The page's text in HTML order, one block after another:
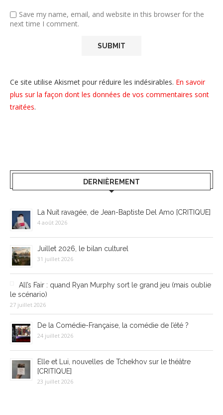
Save my name, email, and website in this browser for the
next time I comment.
Ce site utilise Akismet pour réduire les indésirables. En savoir
plus sur la façon dont les données de vos commentaires sont
traitées.
DERNIÈREMENT
La Nuit ravagée, de Jean-Baptiste Del Amo [CRITIQUE]
4 août 2026
Juillet 2026, le bilan culturel
31 juillet 2026
All’s Fair : quand Ryan Murphy sort le grand jeu (mais oublie
le scénario)
27 juillet 2026
De la Comédie-Française, la comédie de l’été ?
24 juillet 2026
Elle et Lui, nouvelles de Tchekhov sur le théâtre
[CRITIQUE]
23 juillet 2026